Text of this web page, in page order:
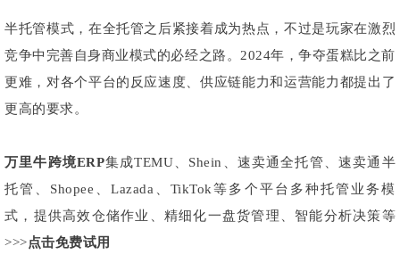
半托管模式，在全托管之后紧接着成为热点，不过是玩家在激烈
竞争中完善自身商业模式的必经之路。2024年，争夺蛋糕比之前
更难，对各个平台的反应速度、供应链能力和运营能力都提出了
更高的要求。
万里牛跨境ERP集成TEMU、Shein、速卖通全托管、速卖通半
托管、Shopee、Lazada、TikTok等多个平台多种托管业务模
式，提供高效仓储作业、精细化一盘货管理、智能分析决策等
>>>点击免费试用